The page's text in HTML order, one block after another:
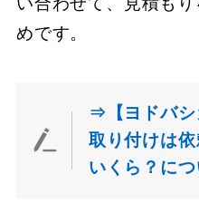
めです。
⇒【ヨドバシ
取り付けは
いくら？に